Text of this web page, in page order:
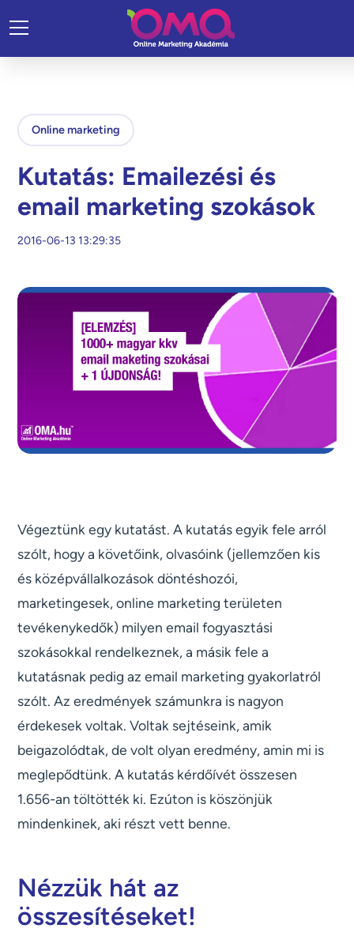
Online marketing
Kutatás: Emailezési és
email marketing szokások
2016-06-13 13:29:35
Végeztünk egy kutatást. A kutatás egyik fele arról
szólt, hogy a követőink, olvasóink (jellemzően kis
és középvállalkozások döntéshozói,
marketingesek, online marketing területen
tevékenykedők) milyen email fogyasztási
szokásokkal rendelkeznek, a másik fele a
kutatásnak pedig az email marketing gyakorlatról
szólt. Az eredmények számunkra is nagyon
érdekesek voltak. Voltak sejtéseink, amik
beigazolódtak, de volt olyan eredmény, amin mi is
meglepődtünk. A kutatás kérdőívét összesen
1.656-an töltötték ki. Ezúton is köszönjük
mindenkinek, aki részt vett benne.
Nézzük hát az
összesítéseket!